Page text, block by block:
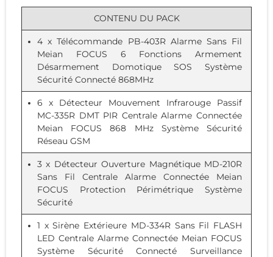
CONTENU DU PACK
4 xTélécommande PB-403R Alarme Sans Fil
Meian FOCUS 6 Fonctions Armement
Désarmement Domotique SOS Système
Sécurité Connecté 868MHz
6 x Détecteur Mouvement Infrarouge Passif
MC-335R DMT PIR Centrale Alarme Connectée
Meian FOCUS 868 MHz Système Sécurité
Réseau GSM
3 x Détecteur Ouverture Magnétique MD-210R
Sans Fil Centrale Alarme Connectée Meian
FOCUS Protection Périmétrique Système
Sécurité
1 xSirène Extérieure MD-334R Sans Fil FLASH
LED Centrale Alarme Connectée Meian FOCUS
Système Sécurité Connecté Surveillance